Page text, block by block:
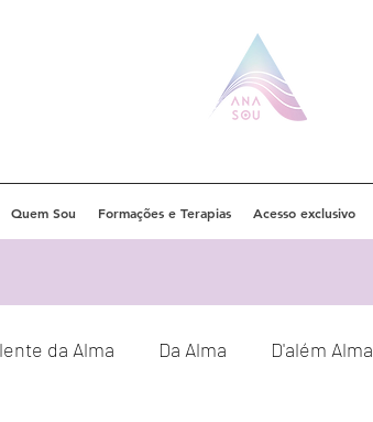
Quem Sou Formações e Terapias Acesso exclusivo
da Alma Da Alma D'além Alma